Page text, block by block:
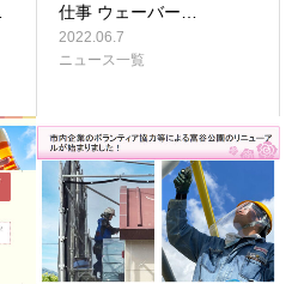
仕事 ウェーバー…
2022.06.7
ニュース一覧